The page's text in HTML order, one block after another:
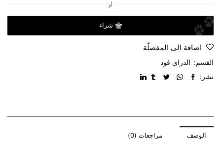
أو
شراء
اضافة الى المفضلّة
القسم: الدراي فود
نشر:
الوصف مراجعات (0)